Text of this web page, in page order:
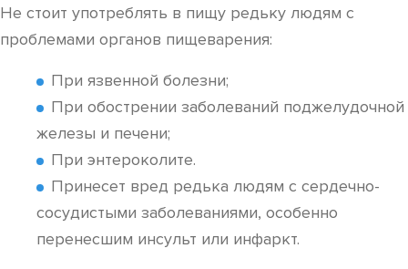
Не стоит употреблять в пищу редьку людям с
проблемами органов пищеварения:
При язвенной болезни;
При обострении заболеваний поджелудочной
железы и печени;
При энтероколите.
Принесет вред редька людям с сердечно-
сосудистыми заболеваниями, особенно
перенесшим инсульт или инфаркт.